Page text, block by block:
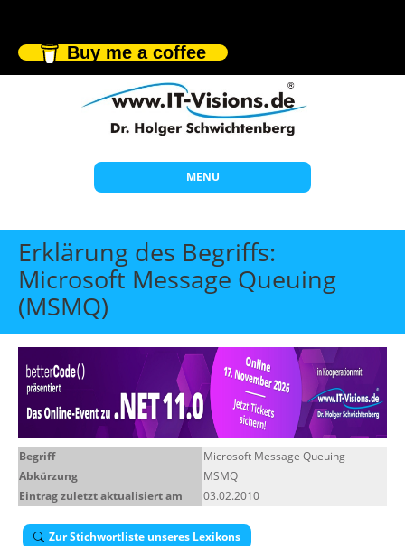
Buy me a coffee
MENU
Start
Themen
Offene Seminare
Wissen
Über uns
Erklärung des Begriffs:
Microsoft Message Queuing
(MSMQ)
Begriff
Microsoft Message Queuing
Abkürzung
MSMQ
Eintrag zuletzt aktualisiert am
03.02.2010
Zur Stichwortliste unseres Lexikons